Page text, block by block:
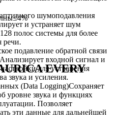
шумоподавления
и устраняет шум
полос системы для более
речи.
подавление обратной связи
входной сигнал и
для устранения
звука и усиления.
(Data Logging)Сохраняет
уровне звука и функциях
Позволяет
эти данные для дальнейшей
≤4%
EVERY